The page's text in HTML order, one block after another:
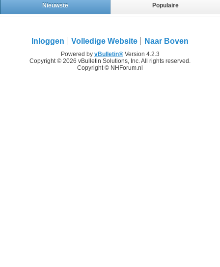
Nieuwste Populaire
Inloggen Volledige Website Naar Boven
Powered by vBulletin®Version 4.2.3
Copyright © 2026 vBulletin Solutions, Inc. All rights reserved.
Copyright © NHForum.nl